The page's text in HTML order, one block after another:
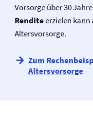
Vorsorge über 30 Jahre
Renditeerzielen
Altersvorsorge.
Zum
Altersvorsorge